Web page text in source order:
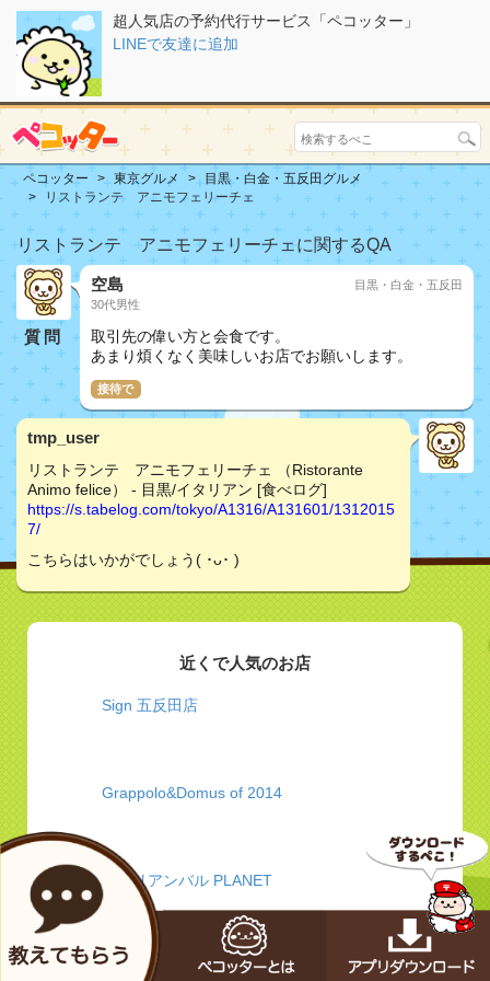
超人気店の予約代行サービス「ペコッター」
LINEで友達に追加
ペコッター 東京グルメ
目黒・白金・五反田グルメ
リストランテ アニモフェリーチェ
リストランテ アニモフェリーチェに関するQA
質問
空島
30代男性
目黒・白金・五反田
取引先の偉い方と会食です。
あまり煩くなく美味しいお店でお願いします。
接待で
tmp_user
リストランテ アニモフェリーチェ （Ristorante
Animo felice） - 目黒/イタリアン [食べログ]
https://s.tabelog.com/tokyo/A1316/A131601/1312015
7/
こちらはいかがでしょう( ･ᴗ･ )
近くで人気のお店
Sign 五反田店
Grappolo&Domus of 2014
イタリアンバル PLANET
刀削麺 顧の店 五反田店 - 東京都 品川区 - 中華料理